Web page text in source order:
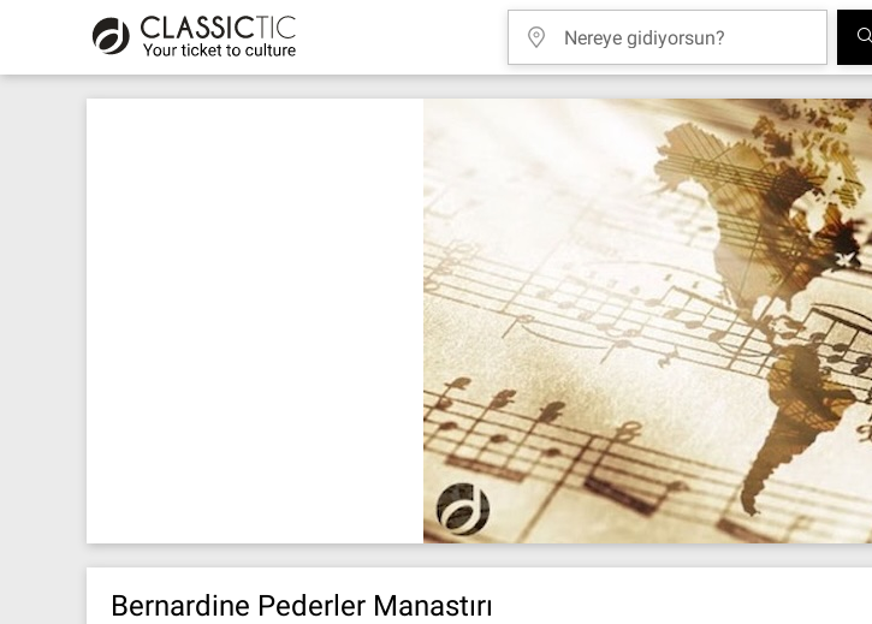
Bernardine Pederler Manastırı